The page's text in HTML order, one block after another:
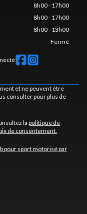
8h00 - 17h00
8h00 - 17h00
8h00 - 13h00
Fermé
et ne peuvent être
consulter pour plus de
la politique de
de consentement.
pour sport motorisé par